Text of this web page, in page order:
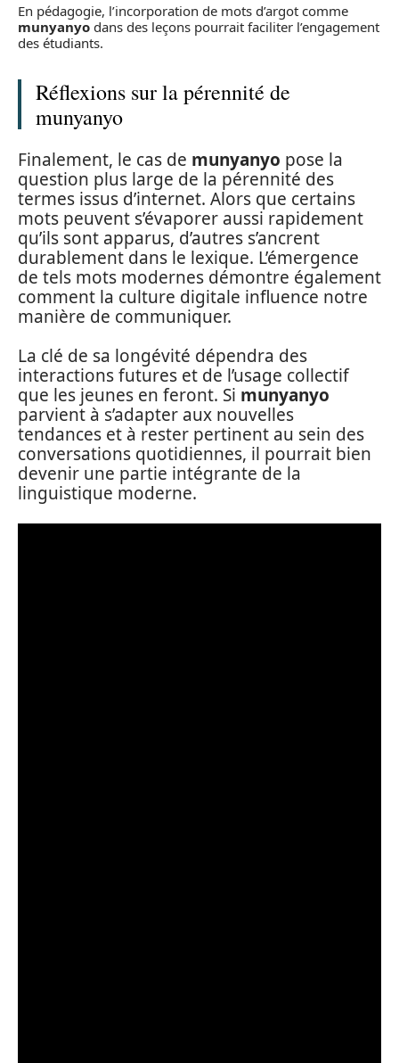
En pédagogie, l’incorporation de mots d’argot comme
munyanyo dans des leçons pourrait faciliter l’engagement
des étudiants.
Réflexions sur la pérennité de
munyanyo
Finalement, le cas de munyanyo pose la
question plus large de la pérennité des
termes issus d’internet. Alors que certains
mots peuvent s’évaporer aussi rapidement
qu’ils sont apparus, d’autres s’ancrent
durablement dans le lexique. L’émergence
de tels mots modernes démontre également
comment la culture digitale influence notre
manière de communiquer.
La clé de sa longévité dépendra des
interactions futures et de l’usage collectif
que les jeunes en feront. Si munyanyo
parvient à s’adapter aux nouvelles
tendances et à rester pertinent au sein des
conversations quotidiennes, il pourrait bien
devenir une partie intégrante de la
linguistique moderne.